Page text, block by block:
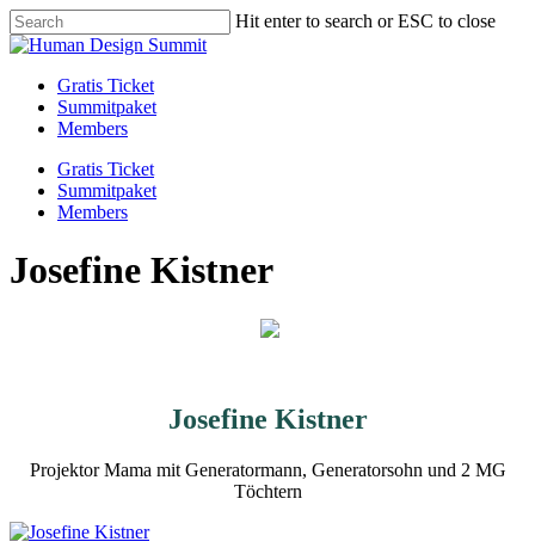
Skip
to
content
Hit enter to search or ESC to close
Close
Menu
Gratis Ticket
Summitpaket
Members
Gratis Ticket
Summitpaket
Members
Josefine Kistner
Josefine Kistner
Projektor Mama mit Generatormann, Generatorsohn und 2 MG
Töchtern